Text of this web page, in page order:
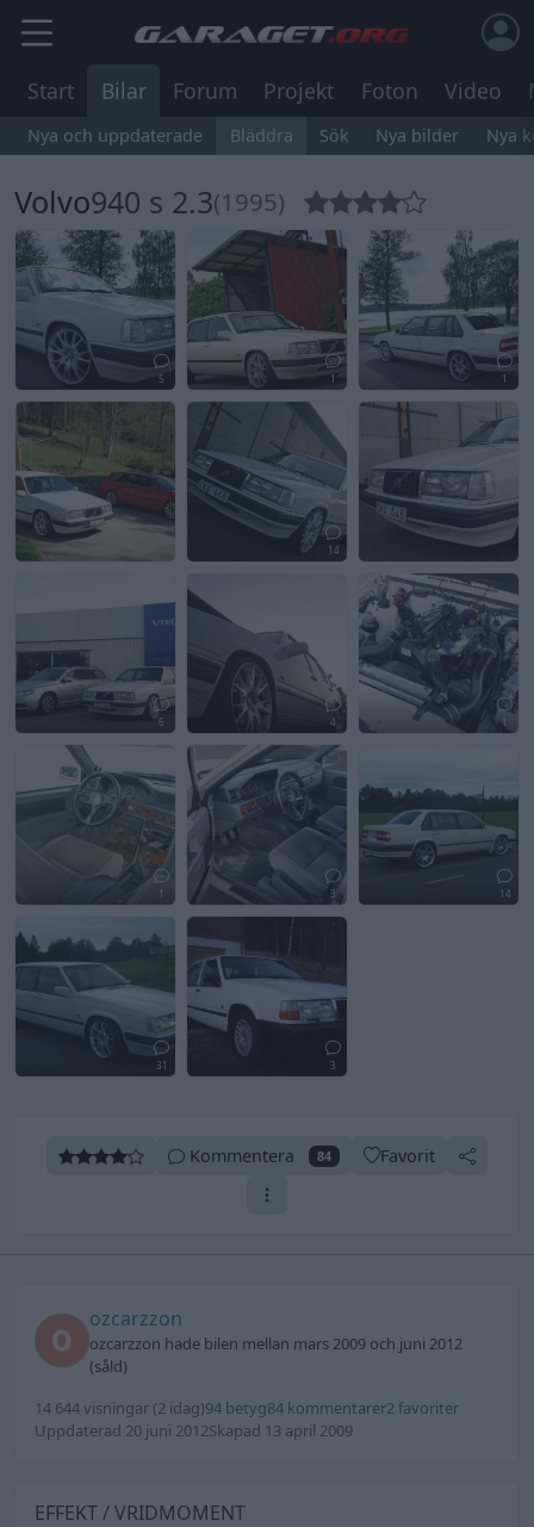
Start Bilar Forum Projekt Foton Video
Nya och uppdaterade Bläddra Sök Nya bilder Nya
Volvo940 s 2.3(1995)
5 1 1
14
6 4 1
1 3 14
31 3
Kommentera 84 Favorit
ozcarzzon
ozcarzzon hade bilen mellan mars 2009 och juni 2012
(såld)
14 644 visningar (2 idag)94 betyg84 kommentarer2 favoriter
Uppdaterad 20 juni 2012Skapad 13 april 2009
EFFEKT / VRIDMOMENT